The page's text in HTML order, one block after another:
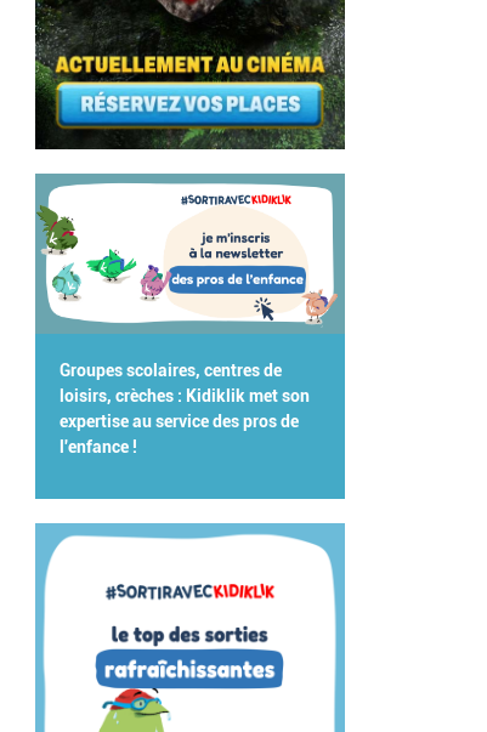
Groupes scolaires, centres de
loisirs, crèches : Kidiklik met son
expertise au service des pros de
l'enfance !